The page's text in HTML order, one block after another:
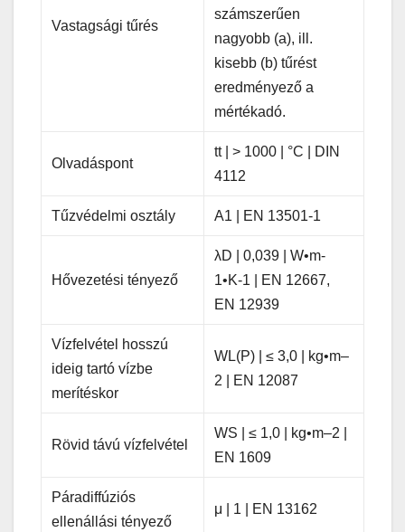
Vastagsági tűrés
számszerűen
nagyobb (a), ill.
kisebb (b) tűrést
eredményező a
mértékadó.
Olvadáspont
tt | > 1000 | °C | DIN
4112
Tűzvédelmi osztály A1 | EN 13501-1
Hővezetési tényező
λD | 0,039 | W•m-
1•K-1 | EN 12667,
EN 12939
Vízfelvétel hosszú
ideig tartó vízbe
merítéskor
WL(P) | ≤ 3,0 | kg•m–
2 | EN 12087
Rövid távú vízfelvétel
WS | ≤ 1,0 | kg•m–2 |
EN 1609
Páradiffúziós
ellenállási tényező
μ | 1 | EN 13162